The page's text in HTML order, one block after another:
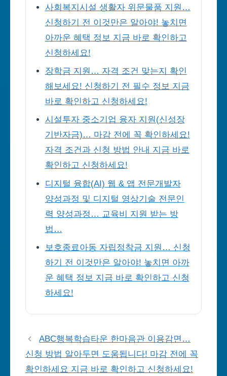
사회복지시설 생활자 위문물품 지원…
신청하기 전 이것만은 알아야! 놓치면
아까운 혜택 정보 지금 바로 확인하고
신청하세요!
장학금 지원… 자격 조건 맞는지 확인
해보세요! 신청하기 전 필수 정보 지금
바로 확인하고 신청하세요!
시설투자 중소기업 융자 지원(신성장
기반자금)… 마감 전에 꼭 확인하세요!
자격 조건과 신청 방법 안내 지금 바로
확인하고 신청하세요!
디지털 융합(AI) 웹 & 앱 전문개발자
양성과정 및 디지털 영상기술 전문인
력 양성과정… 교육비 지원 받는 방
법…
보호종료아동 자립정착금 지원… 신청
하기 전 이것만은 알아야! 놓치면 아까
운 혜택 정보 지금 바로 확인하고 신청
하세요!
ABC행복학습타운 한마음관 이용감면…
신청 방법 알아두면 도움됩니다! 마감 전에 꼭
확인하세요 지금 바로 확인하고 신청하세요!